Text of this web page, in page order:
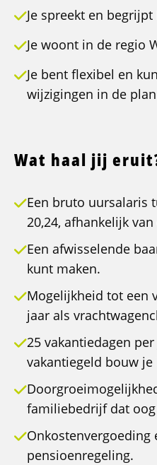
Je spreekt en
Je woont in de regio
Je bent flexibel en
wijzigingen in de
Wat haal jij
Een bruto uursalaris
20,24, afhankelijk
Een afwisselende
kunt maken.
Mogelijkheid tot een
jaar als
25 vakantiedagen per
vakantiegeld bouw
familiebedrijf dat
Onkostenvergoeding
pensioenregeling.